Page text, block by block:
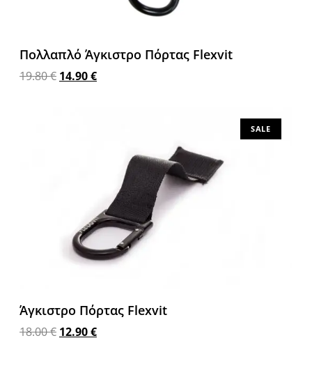
Πολλαπλό Άγκιστρο Πόρτας Flexvit
19.80€ 14.90€
SALE
Άγκιστρο Πόρτας Flexvit
18.00€ 12.90€